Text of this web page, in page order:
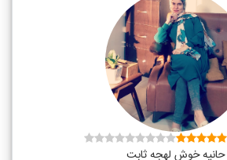
حانیه خوش لهجه ثابت